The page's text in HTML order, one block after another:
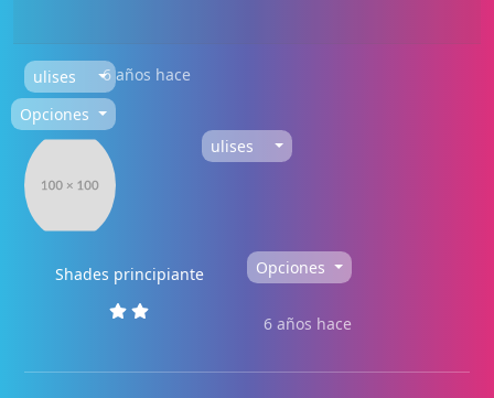
ulises
6 años hace
Opciones
ulises
Shades principiante Opciones
6 años hace